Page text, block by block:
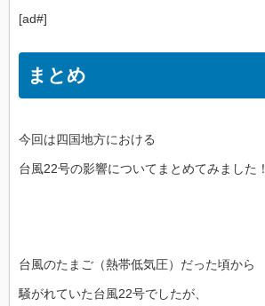
[ad#]
まとめ
今回は四国地方における
台風22号の影響についてまとめてみました！
台風のたまご（熱帯低気圧）だった頃から
騒がれていた台風22号でしたが、